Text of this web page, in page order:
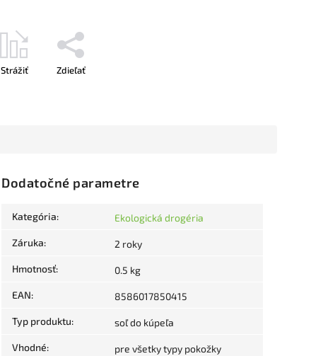
Strážiť Zdieľať
Dodatočné parametre
Kategória: Ekologická drogéria
Záruka: 2 roky
Hmotnosť: 0.5 kg
EAN: 8586017850415
Typ produktu: soľ do kúpeľa
Vhodné: pre všetky typy pokožky